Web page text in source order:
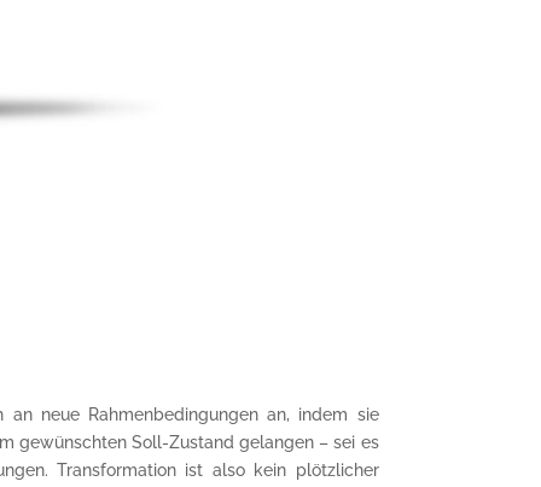
neue Rahmenbedingungen an, indem sie
gewünschten Soll-Zustand gelangen – sei es
Transformation ist also kein plötzlicher